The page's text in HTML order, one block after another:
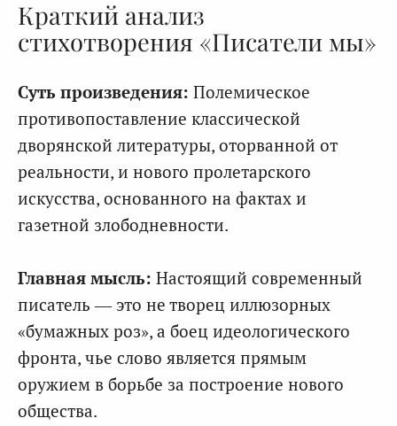
Краткий анализ
стихотворения «Писатели мы»
Суть произведения: Полемическое
противопоставление классической
дворянской литературы, оторванной от
реальности, и нового пролетарского
искусства, основанного на фактах и
газетной злободневности.
Главная мысль: Настоящий современный
писатель — это не творец иллюзорных
«бумажных роз», а боец идеологического
фронта, чье слово является прямым
оружием в борьбе за построение нового
общества.